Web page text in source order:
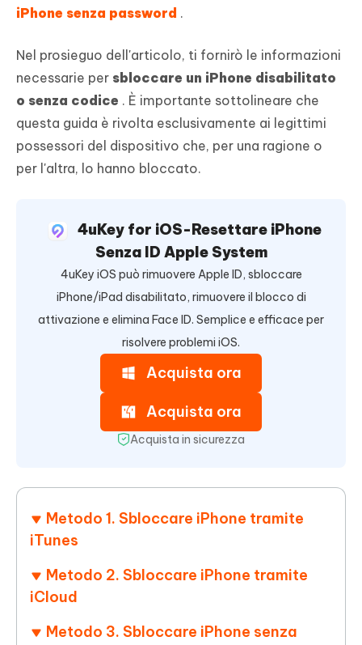
iPhone senza password .
Nel prosieguo dell'articolo, ti fornirò le informazioni
necessarie per sbloccare un iPhone disabilitato
o senza codice . È importante sottolineare che
questa guida è rivolta esclusivamente ai legittimi
possessori del dispositivo che, per una ragione o
per l'altra, lo hanno bloccato.
4uKey for iOS-Resettare iPhone
Senza ID Apple System
4uKey iOS può rimuovere Apple ID, sbloccare
iPhone/iPad disabilitato, rimuovere il blocco di
attivazione e elimina Face ID. Semplice e efficace per
risolvere problemi iOS.
Acquista ora
Acquista ora
Acquista in sicurezza
Metodo 1. Sbloccare iPhone tramite
iTunes
Metodo 2. Sbloccare iPhone tramite
iCloud
Metodo 3. Sbloccare iPhone senza